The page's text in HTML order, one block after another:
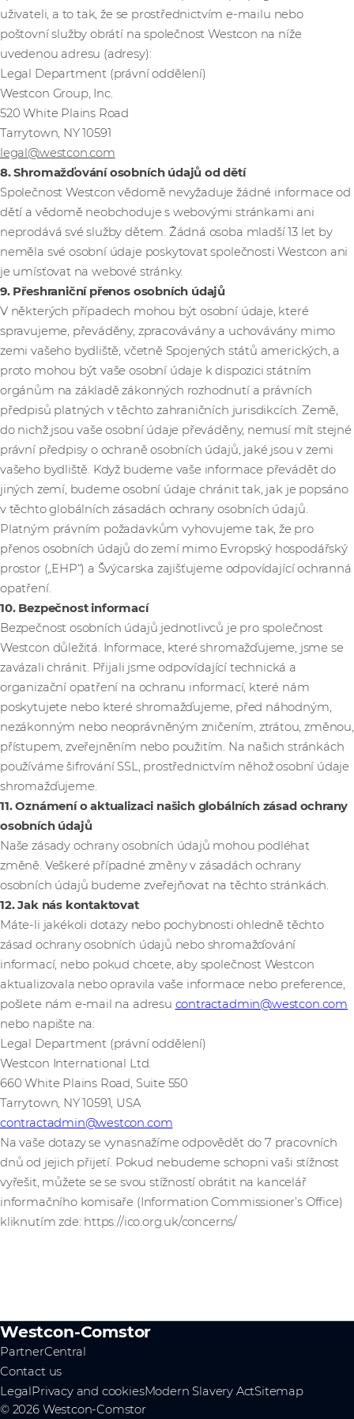
uživateli, a to tak, že se prostřednictvím e-mailu nebo
poštovní služby obrátí na společnost Westcon na níže
uvedenou adresu (adresy):
Legal Department (právní oddělení)
Westcon Group, Inc.
520 White Plains Road
Tarrytown, NY 10591
legal@westcon.com
8. Shromažďování osobních údajů od dětí
Společnost Westcon vědomě nevyžaduje žádné informace od
dětí a vědomě neobchoduje s webovými stránkami ani
neprodává své služby dětem. Žádná osoba mladší 13 let by
neměla své osobní údaje poskytovat společnosti Westcon ani
je umísťovat na webové stránky.
9. Přeshraniční přenos osobních údajů
V některých případech mohou být osobní údaje, které
spravujeme, převáděny, zpracovávány a uchovávány mimo
zemi vašeho bydliště, včetně Spojených států amerických, a
proto mohou být vaše osobní údaje k dispozici státním
orgánům na základě zákonných rozhodnutí a právních
předpisů platných v těchto zahraničních jurisdikcích. Země,
do nichž jsou vaše osobní údaje převáděny, nemusí mít stejné
právní předpisy o ochraně osobních údajů, jaké jsou v zemi
vašeho bydliště. Když budeme vaše informace převádět do
jiných zemí, budeme osobní údaje chránit tak, jak je popsáno
v těchto globálních zásadách ochrany osobních údajů.
Platným právním požadavkům vyhovujeme tak, že pro
přenos osobních údajů do zemí mimo Evropský hospodářský
prostor („EHP“) a Švýcarska zajišťujeme odpovídající ochranná
opatření.
10. Bezpečnost informací
Bezpečnost osobních údajů jednotlivců je pro společnost
Westcon důležitá. Informace, které shromažďujeme, jsme se
zavázali chránit. Přijali jsme odpovídající technická a
organizační opatření na ochranu informací, které nám
poskytujete nebo které shromažďujeme, před náhodným,
nezákonným nebo neoprávněným zničením, ztrátou, změnou,
přístupem, zveřejněním nebo použitím. Na našich stránkách
používáme šifrování SSL, prostřednictvím něhož osobní údaje
shromažďujeme.
11. Oznámení o aktualizaci našich globálních zásad ochrany
osobních údajů
Naše zásady ochrany osobních údajů mohou podléhat
změně. Veškeré případné změny v zásadách ochrany
osobních údajů budeme zveřejňovat na těchto stránkách.
12. Jak nás kontaktovat
Máte-li jakékoli dotazy nebo pochybnosti ohledně těchto
zásad ochrany osobních údajů nebo shromažďování
informací, nebo pokud chcete, aby společnost Westcon
aktualizovala nebo opravila vaše informace nebo preference,
pošlete nám e-mail na adresu contractadmin@westcon.com
nebo napište na:
Legal Department (právní oddělení)
Westcon International Ltd.
660 White Plains Road, Suite 550
Tarrytown, NY 10591, USA
contractadmin@westcon.com
Na vaše dotazy se vynasnažíme odpovědět do 7 pracovních
dnů od jejich přijetí. Pokud nebudeme schopni vaši stížnost
vyřešit, můžete se se svou stížností obrátit na kancelář
informačního komisaře (Information Commissioner’s Office)
kliknutím zde: https://ico.org.uk/concerns/
Westcon-Comstor
PartnerCentral
Contact us
LegalPrivacy and cookiesModern Slavery ActSitemap
© 2026 Westcon-Comstor